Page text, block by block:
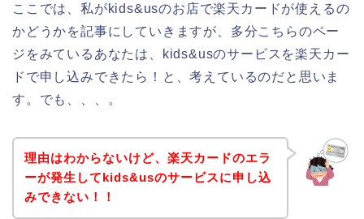
ここでは、私がkids&usのお店で楽天カードが使えるの
かどうかを記事にしていきますが、多分こちらのペー
ジをみているあなたは、kids&usのサービスを楽天カー
ドで申し込みできたら！と、考えているのだと思いま
す。でも、、、。
理由はわからないけど、楽天カードのエラ
ーが発生してkids&usのサービスに申し込
みできない！！